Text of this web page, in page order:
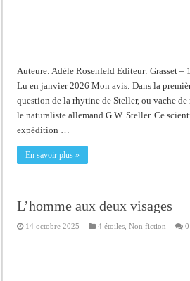
Auteure: Adèle Rosenfeld Editeur: Grasset –
Lu en janvier 2026 Mon avis: Dans la
question de la rhytine de Steller, ou vache de
le naturaliste allemand G.W. Steller. Ce
expédition …
En savoir plus »
L’homme aux deux visages
14 octobre 2025 4 étoiles ,Non fiction 0